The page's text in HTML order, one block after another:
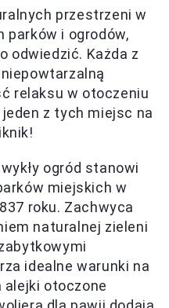
przestrzeni w
parków i ogrodów,
odwiedzić. Każda z
relaksu w otoczeniu
z tych miejsc na
ogród stanowi
miejskich w
roku. Zachwyca
naturalnej zieleni
idealne warunki na
alejki otoczone